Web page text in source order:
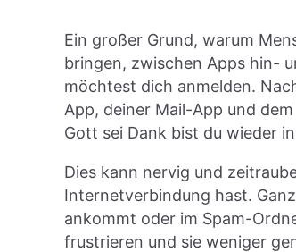
Ein großer Grund, warum
bringen, zwischen Apps hin-
möchtest dich anmelden.
App, deiner Mail-App und
Gott sei Dank bist du wieder
Dies kann nervig und
Internetverbindung hast.
ankommt oder im Spam-
frustrieren und sie weniger